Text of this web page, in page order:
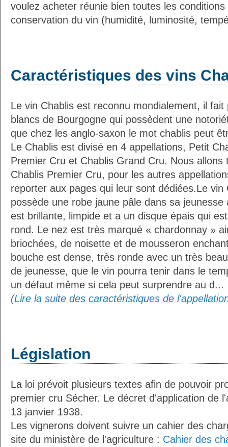
voulez acheter réunie bien toutes les
conservation du vin (humidité, luminosité,
Caractéristiques des vins
Le vin Chablis est reconnu mondialement, il
blancs de Bourgogne qui possèdent une
que chez les anglo-saxon le mot chablis peut
Le Chablis est divisé en 4 appellations, Petit
Premier Cru et Chablis Grand Cru. Nous allons
Chablis Premier Cru, pour les autres
reporter aux pages qui leur sont dédiées.Le vin
possède une robe jaune pâle dans sa
est brillante, limpide et a un disque épais qui
rond. Le nez est très marqué « chardonnay »
briochées, de noisette et de mousseron
bouche est dense, très ronde avec un très
de jeunesse, que le vin pourra tenir dans le
un défaut même si cela peut surprendre au d...
(Lire la suite des caractéristiques de
Législation
La loi prévoit plusieurs textes afin de pouvoir
premier cru Sécher. Le décret d'application de
13 janvier 1938.
Les vignerons doivent suivre un cahier des
site du ministère de l'agriculture : Cahier des